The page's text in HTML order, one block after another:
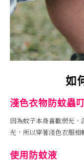
如
淺色衣物防蚊蟲
因為蚊子本身喜歡弱光
光，所以穿著淺色衣服相
使用防蚊液